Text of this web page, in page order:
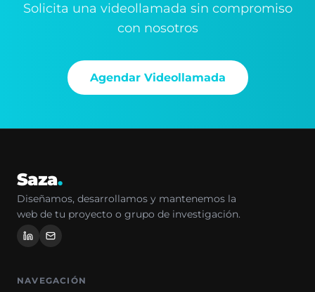
Solicita una videollamada sin compromiso
con nosotros
Agendar Videollamada
Saza.
Diseñamos, desarrollamos y mantenemos la
web de tu proyecto o grupo de investigación.
NAVEGACIÓN